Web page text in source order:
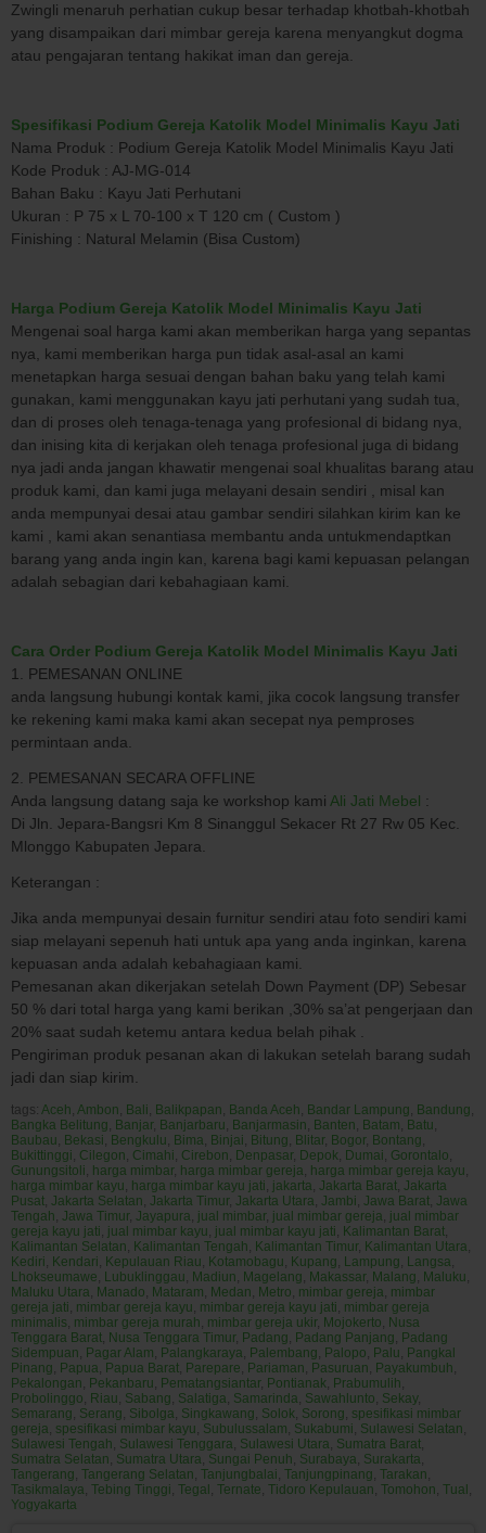
Zwingli menaruh perhatian cukup besar terhadap khotbah-khotbah
yang disampaikan dari mimbar gereja karena menyangkut dogma
atau pengajaran tentang hakikat iman dan gereja.
Spesifikasi Podium Gereja Katolik Model Minimalis Kayu Jati
Nama Produk : Podium Gereja Katolik Model Minimalis Kayu Jati
Kode Produk : AJ-MG-014
Bahan Baku : Kayu Jati Perhutani
Ukuran : P 75 x L 70-100 x T 120 cm ( Custom )
Finishing : Natural Melamin (Bisa Custom)
Harga Podium Gereja Katolik Model Minimalis Kayu Jati
Mengenai soal harga kami akan memberikan harga yang sepantas
nya, kami memberikan harga pun tidak asal-asal an kami
menetapkan harga sesuai dengan bahan baku yang telah kami
gunakan, kami menggunakan kayu jati perhutani yang sudah tua,
dan di proses oleh tenaga-tenaga yang profesional di bidang nya,
dan inising kita di kerjakan oleh tenaga profesional juga di bidang
nya jadi anda jangan khawatir mengenai soal khualitas barang atau
produk kami, dan kami juga melayani desain sendiri , misal kan
anda mempunyai desai atau gambar sendiri silahkan kirim kan ke
kami , kami akan senantiasa membantu anda untukmendaptkan
barang yang anda ingin kan, karena bagi kami kepuasan pelangan
adalah sebagian dari kebahagiaan kami.
Cara Order Podium Gereja Katolik Model Minimalis Kayu Jati
1. PEMESANAN ONLINE
anda langsung hubungi kontak kami, jika cocok langsung transfer
ke rekening kami maka kami akan secepat nya pemproses
permintaan anda.
2. PEMESANAN SECARA OFFLINE
Anda langsung datang saja ke workshop kami Ali Jati Mebel :
Di Jln. Jepara-Bangsri Km 8 Sinanggul Sekacer Rt 27 Rw 05 Kec.
Mlonggo Kabupaten Jepara.
Keterangan :
Jika anda mempunyai desain furnitur sendiri atau foto sendiri kami
siap melayani sepenuh hati untuk apa yang anda inginkan, karena
kepuasan anda adalah kebahagiaan kami.
Pemesanan akan dikerjakan setelah Down Payment (DP) Sebesar
50 % dari total harga yang kami berikan ,30% sa’at pengerjaan dan
20% saat sudah ketemu antara kedua belah pihak .
Pengiriman produk pesanan akan di lakukan setelah barang sudah
jadi dan siap kirim.
tags: Aceh, Ambon, Bali, Balikpapan, Banda Aceh, Bandar Lampung, Bandung,
Bangka Belitung, Banjar, Banjarbaru, Banjarmasin, Banten, Batam, Batu,
Baubau, Bekasi, Bengkulu, Bima, Binjai, Bitung, Blitar, Bogor, Bontang,
Bukittinggi, Cilegon, Cimahi, Cirebon, Denpasar, Depok, Dumai, Gorontalo,
Gunungsitoli, harga mimbar, harga mimbar gereja, harga mimbar gereja kayu,
harga mimbar kayu, harga mimbar kayu jati, jakarta, Jakarta Barat, Jakarta
Pusat, Jakarta Selatan, Jakarta Timur, Jakarta Utara, Jambi, Jawa Barat, Jawa
Tengah, Jawa Timur, Jayapura, jual mimbar, jual mimbar gereja, jual mimbar
gereja kayu jati, jual mimbar kayu, jual mimbar kayu jati, Kalimantan Barat,
Kalimantan Selatan, Kalimantan Tengah, Kalimantan Timur, Kalimantan Utara,
Kediri, Kendari, Kepulauan Riau, Kotamobagu, Kupang, Lampung, Langsa,
Lhokseumawe, Lubuklinggau, Madiun, Magelang, Makassar, Malang, Maluku,
Maluku Utara, Manado, Mataram, Medan, Metro, mimbar gereja, mimbar
gereja jati, mimbar gereja kayu, mimbar gereja kayu jati, mimbar gereja
minimalis, mimbar gereja murah, mimbar gereja ukir, Mojokerto, Nusa
Tenggara Barat, Nusa Tenggara Timur, Padang, Padang Panjang, Padang
Sidempuan, Pagar Alam, Palangkaraya, Palembang, Palopo, Palu, Pangkal
Pinang, Papua, Papua Barat, Parepare, Pariaman, Pasuruan, Payakumbuh,
Pekalongan, Pekanbaru, Pematangsiantar, Pontianak, Prabumulih,
Probolinggo, Riau, Sabang, Salatiga, Samarinda, Sawahlunto, Sekay,
Semarang, Serang, Sibolga, Singkawang, Solok, Sorong, spesifikasi mimbar
gereja, spesifikasi mimbar kayu, Subulussalam, Sukabumi, Sulawesi Selatan,
Sulawesi Tengah, Sulawesi Tenggara, Sulawesi Utara, Sumatra Barat,
Sumatra Selatan, Sumatra Utara, Sungai Penuh, Surabaya, Surakarta,
Tangerang, Tangerang Selatan, Tanjungbalai, Tanjungpinang, Tarakan,
Tasikmalaya, Tebing Tinggi, Tegal , Ternate, Tidoro Kepulauan, Tomohon, Tual ,
Yogyakarta